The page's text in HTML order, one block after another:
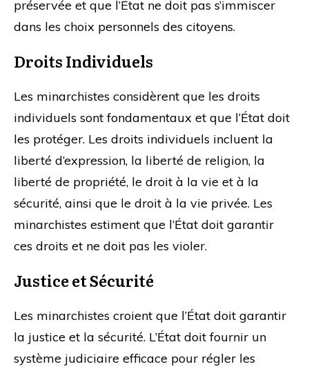
préservée et que l’État ne doit pas s’immiscer
dans les choix personnels des citoyens.
Droits Individuels
Les minarchistes considèrent que les droits
individuels sont fondamentaux et que l’État doit
les protéger. Les droits individuels incluent la
liberté d’expression, la liberté de religion, la
liberté de propriété, le droit à la vie et à la
sécurité, ainsi que le droit à la vie privée. Les
minarchistes estiment que l’État doit garantir
ces droits et ne doit pas les violer.
Justice et Sécurité
Les minarchistes croient que l’État doit garantir
la justice et la sécurité. L’État doit fournir un
système judiciaire efficace pour régler les